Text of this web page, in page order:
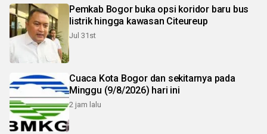
Pemkab Bogor buka opsi koridor baru bus
listrik hingga kawasan Citeureup
Jul 31st
Cuaca Kota Bogor dan sekitarnya pada
Minggu (9/8/2026) hari ini
2 jam lalu